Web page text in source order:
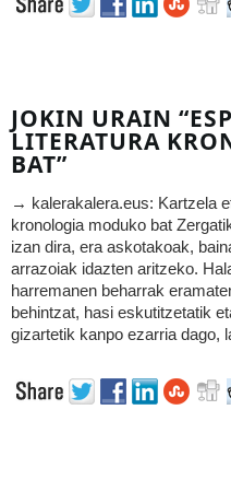
JOKIN URAIN
LITERATURA
BAT”
→ kalerakalera.eus: Kartzela
kronologia moduko bat
izan dira, era askotakoak,
arrazoiak idazten aritzeko.
harremanen beharrak
behintzat, hasi eskutitzetatik
gizartetik kanpo ezarria dago,